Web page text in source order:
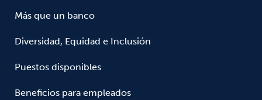
Más que un banco
Diversidad, Equidad e Inclusión
Puestos disponibles
Beneficios para empleados